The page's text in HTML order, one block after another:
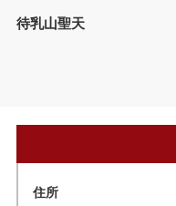
待乳山聖天
住所